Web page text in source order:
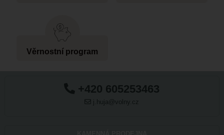
Věrnostní program
+420 605253463
j.huja@volny.cz